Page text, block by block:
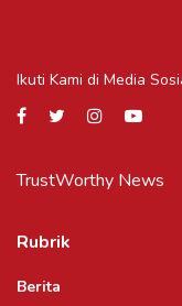
Ikuti Kami di Media
TrustWorthy News
Rubrik
Berita